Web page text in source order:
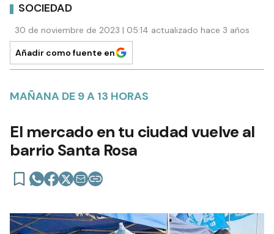
SOCIEDAD
30 de noviembre de 2023 | 05:14 actualizado hace 3 años
Añadir como fuente en
MAÑANA DE 9 A 13 HORAS
El mercado en tu ciudad vuelve al
barrio Santa Rosa